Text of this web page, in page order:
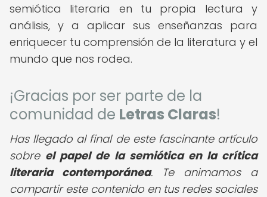
semiótica literaria en tu propia lectura y
análisis, y a aplicar sus enseñanzas para
enriquecer tu comprensión de la literatura y el
mundo que nos rodea.
¡Gracias por ser parte de la
comunidad de Letras Claras!
Has llegado al final de este fascinante artículo
sobre el papel de la semiótica en la crítica
literaria contemporánea. Te animamos a
compartir este contenido en tus redes sociales